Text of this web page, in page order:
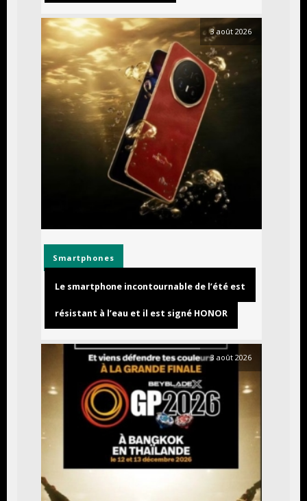
3 août 2026
Smartphones
Le smartphone incontournable de l’été est
résistant à l’eau et il est signé HONOR
3 août 2026